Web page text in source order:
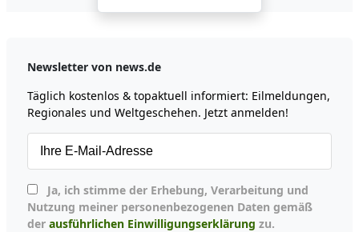
Newsletter von news.de
Täglich kostenlos & topaktuell informiert: Eilmeldungen,
Regionales und Weltgeschehen. Jetzt anmelden!
Nutzung meiner personenbezogenen Daten gemäß
der ausführlichen Einwilligungserklärung zu.